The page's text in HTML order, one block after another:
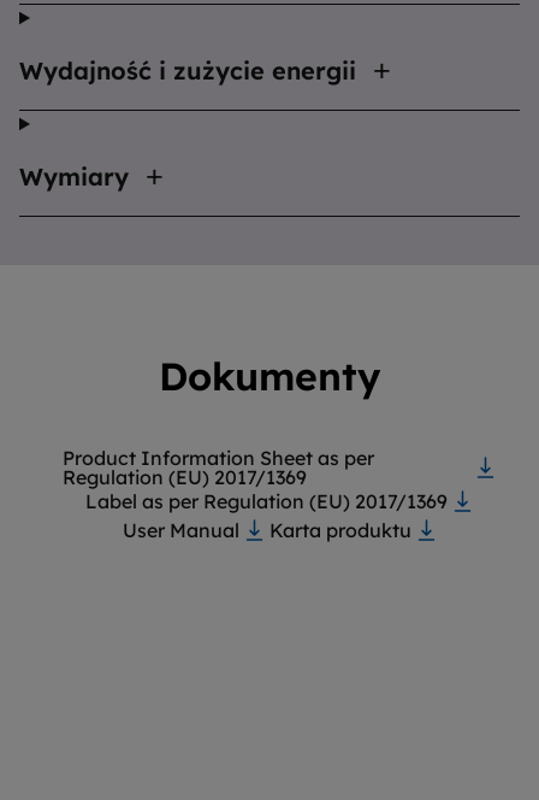
Wydajność i zużycie energii
Wymiary
Dokumenty
Product Information Sheet as per
Regulation (EU) 2017/1369
Label as per Regulation (EU) 2017/1369
User Manual
Karta produktu